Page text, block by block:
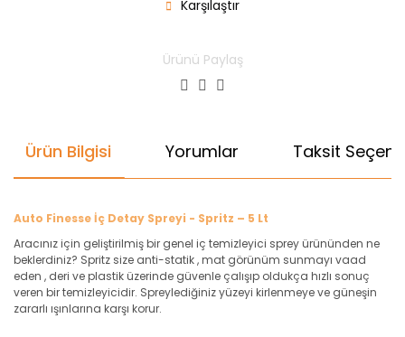
Karşılaştır
Ürünü Paylaş
Ürün Bilgisi Yorumlar Taksit
Auto Finesse İç Detay Spreyi - Spritz – 5 Lt
Aracınız için geliştirilmiş bir genel iç temizleyici sprey ürününden ne
beklerdiniz? Spritz size anti-statik , mat görünüm sunmayı vaad
eden , deri ve plastik üzerinde güvenle çalışıp oldukça hızlı sonuç
veren bir temizleyicidir. Spreylediğiniz yüzeyi kirlenmeye ve güneşin
zararlı ışınlarına karşı korur.